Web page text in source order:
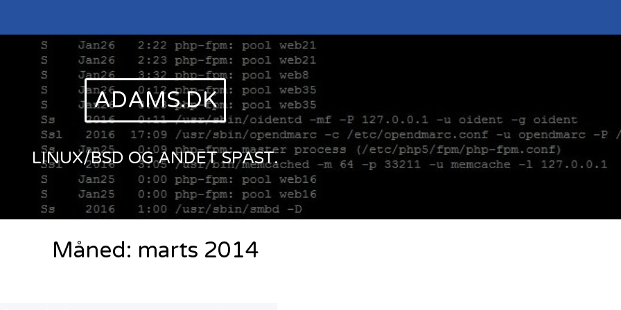
ADAMS.DK
LINUX/BSD OG ANDET SPAST.
Måned: marts 2014